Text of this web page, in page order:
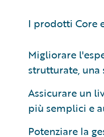
I prodotti Core
Migliorare
strutturate,
Assicurare un
più semplici e
Potenziare la